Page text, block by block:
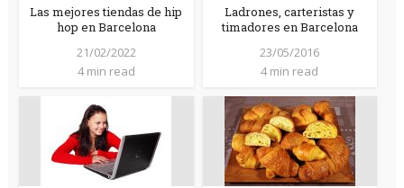
Las mejores tiendas de hip
hop en Barcelona
21/02/2022
4 min read
Ladrones, carteristas y
timadores en Barcelona
23/05/2016
4 min read